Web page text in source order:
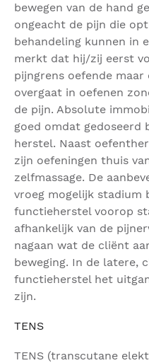
bewegen van de hand
ongeacht de pijn die
behandeling kunnen in
merkt dat hij/zij eerst
pijngrens oefende
overgaat in oefenen
de pijn. Absolute
goed omdat gedoseerd
herstel. Naast
zijn oefeningen thuis
zelfmassage. De
vroeg mogelijk stadium
functieherstel voorop
afhankelijk van de
nagaan wat de cliënt
beweging. In de latere,
functieherstel het
zijn.
TENS
TENS (transcutane